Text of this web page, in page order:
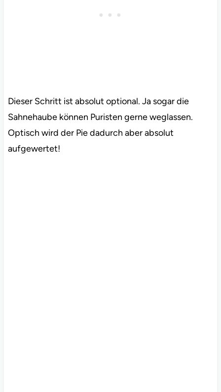
Dieser Schritt ist absolut optional. Ja sogar die
Sahnehaube können Puristen gerne weglassen.
Optisch wird der Pie dadurch aber absolut
aufgewertet!